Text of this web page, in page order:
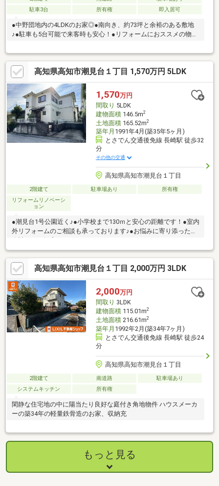
駐車3台
所有権 即入居可
●中野団地内の4LDKのお家◎●南向き、約73坪と余裕のある敷地
♪●駐車も5台可能で来客時も安心！●リフォームにおススメの物件
高知県高知市潮見台１丁目 1,570万円 5LDK
1,570万円
間取り 5LDK
建物面積146.5m2
土地面積165.52m2
築年月 1991年4月(築35年5ヶ月)
とさでん交通後免線 長崎駅 徒歩32
分
その他の交通
高知県高知市潮見台１丁目
2階建て 駐車場あり
所有権
リフォームリノベーシ
ョン
●潮見台1号公園近く♪●小学校まで130ｍと安心の距離です！●室内
外リフォームのご相談も承っております♪●お悩みに寄り添った資
高知県高知市潮見台１丁目 2,000万円 3LDK
2,000万円
間取り 3LDK
建物面積115.01m2
土地面積216.61m2
築年月 1992年2月(築34年7ヶ月)
とさでん交通後免線 長崎駅 徒歩24
分
高知県高知市潮見台１丁目
2階建て 南道路
駐車場あり
システムキッチン
所有権
閑静な住宅地の中に陽当たり良好な庭付き角地物件 ハウスメーカ
ーの築34年の軽量鉄骨造のお家、収納充
もっと見る